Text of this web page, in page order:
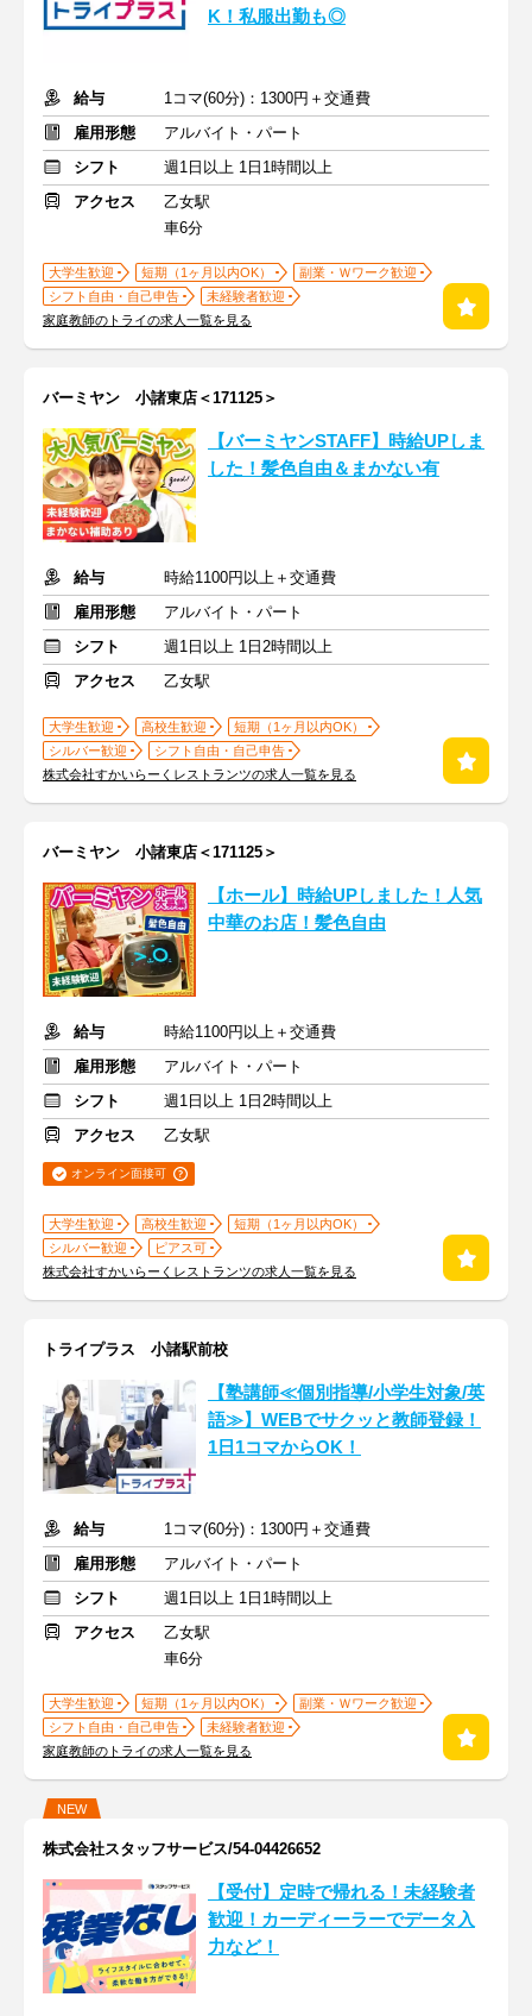
K！私服出勤も◎
給与
1コマ(60分)：1300円＋交通費
雇用形態
アルバイト・パート
シフト
週1日以上 1日1時間以上
アクセス
乙女駅
車6分
大学生歓迎 短期（1ヶ月以内OK）
副業・Ｗワーク歓迎
シフト自由・自己申告
未経験者歓迎
家庭教師のトライの求人一覧を見る
バーミヤン 小諸東店＜171125＞
【バーミヤンSTAFF】時給UPしま
した！髪色自由＆まかない有
給与
時給1100円以上＋交通費
雇用形態
アルバイト・パート
シフト
週1日以上 1日2時間以上
アクセス
乙女駅
大学生歓迎 高校生歓迎
短期（1ヶ月以内OK）
シルバー歓迎
シフト自由・自己申告
株式会社すかいらーくレストランツの求人一覧を見る
バーミヤン 小諸東店＜171125＞
【ホール】時給UPしました！人気
中華のお店！髪色自由
給与
時給1100円以上＋交通費
雇用形態
アルバイト・パート
シフト
週1日以上 1日2時間以上
アクセス
乙女駅
オンライン面接可
大学生歓迎 高校生歓迎
短期（1ヶ月以内OK）
シルバー歓迎
ピアス可
株式会社すかいらーくレストランツの求人一覧を見る
トライプラス 小諸駅前校
【塾講師≪個別指導/小学生対象/英
語≫】WEBでサクッと教師登録！
1日1コマからOK！
給与
1コマ(60分)：1300円＋交通費
雇用形態
アルバイト・パート
シフト
週1日以上 1日1時間以上
アクセス
乙女駅
車6分
大学生歓迎 短期（1ヶ月以内OK）
副業・Ｗワーク歓迎
シフト自由・自己申告
未経験者歓迎
家庭教師のトライの求人一覧を見る
NEW
株式会社スタッフサービス/54-04426652
【受付】定時で帰れる！未経験者
歓迎！カーディーラーでデータ入
力など！